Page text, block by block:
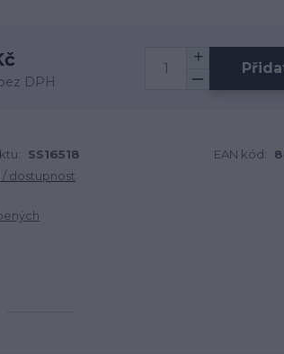
DPH
SS16518 EAN kód:
dostupnost